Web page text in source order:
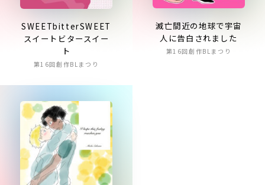
SWEETbitterSWEET
スイートビタースイー
ト
第16回創作BLまつり
滅亡間近の地球で宇宙
人に告白されました
第16回創作BLまつり